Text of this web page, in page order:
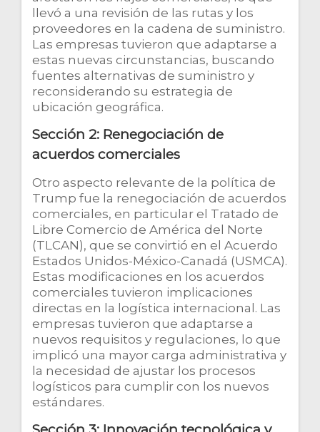
llevó a una revisión de las rutas y los
proveedores en la cadena de suministro.
Las empresas tuvieron que adaptarse a
estas nuevas circunstancias, buscando
fuentes alternativas de suministro y
reconsiderando su estrategia de
ubicación geográfica.
Sección 2: Renegociación de
acuerdos comerciales
Otro aspecto relevante de la política de
Trump fue la renegociación de acuerdos
comerciales, en particular el Tratado de
Libre Comercio de América del Norte
(TLCAN), que se convirtió en el Acuerdo
Estados Unidos-México-Canadá (USMCA).
Estas modificaciones en los acuerdos
comerciales tuvieron implicaciones
directas en la logística internacional. Las
empresas tuvieron que adaptarse a
nuevos requisitos y regulaciones, lo que
implicó una mayor carga administrativa y
la necesidad de ajustar los procesos
logísticos para cumplir con los nuevos
estándares.